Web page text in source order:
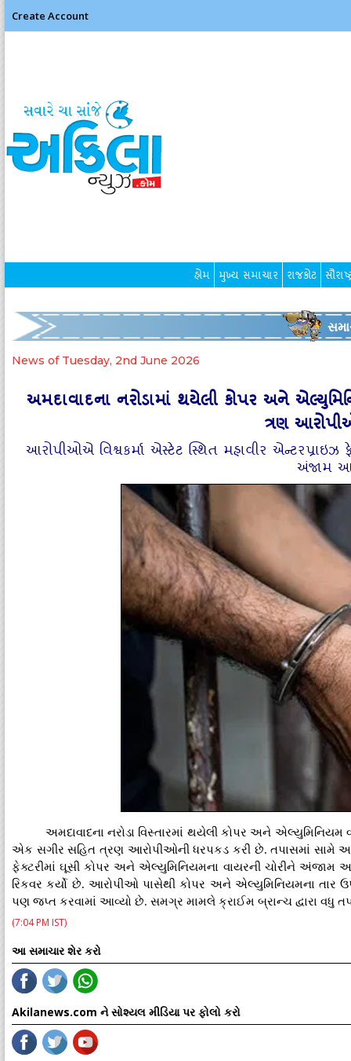
Create Account
હોમ મુખ્ય સમાચાર રાજકોટ
News of Tuesday, 2nd June 2026
અમદાવાદના નરોડામાં થયેલી કોપર અને
ત્રણ
આરોપીઓએ વિશ્વકર્મા એસ્ટેટ સ્થિત મહાવીર
અંજામ
અમદાવાદના નરોડા વિસ્તારમાં થયેલી કોપર અને
એક સગીર સહિત ત્રણ આરોપીઓની ધરપકડ કરી છે. તપાસમાં સામે
ફેક્ટરીમાં ઘૂસી કોપર અને એલ્યુમિનિયમના વાયરની ચોરીને અંજામ
રિકવર કર્યો છે. આરોપીઓ પાસેથી કોપર અને એલ્યુમિનિયમના
પણ જપ્ત કરવામાં આવ્યો છે. સમગ્ર મામલે ક્રાઈમ બ્રાન્ચ દ્વારા વધુ
(7:04 PM IST)
આ સમાચાર શેર કરો
Akilanews.com ને સોશ્યલ મીડિયા પર ફોલો કરો